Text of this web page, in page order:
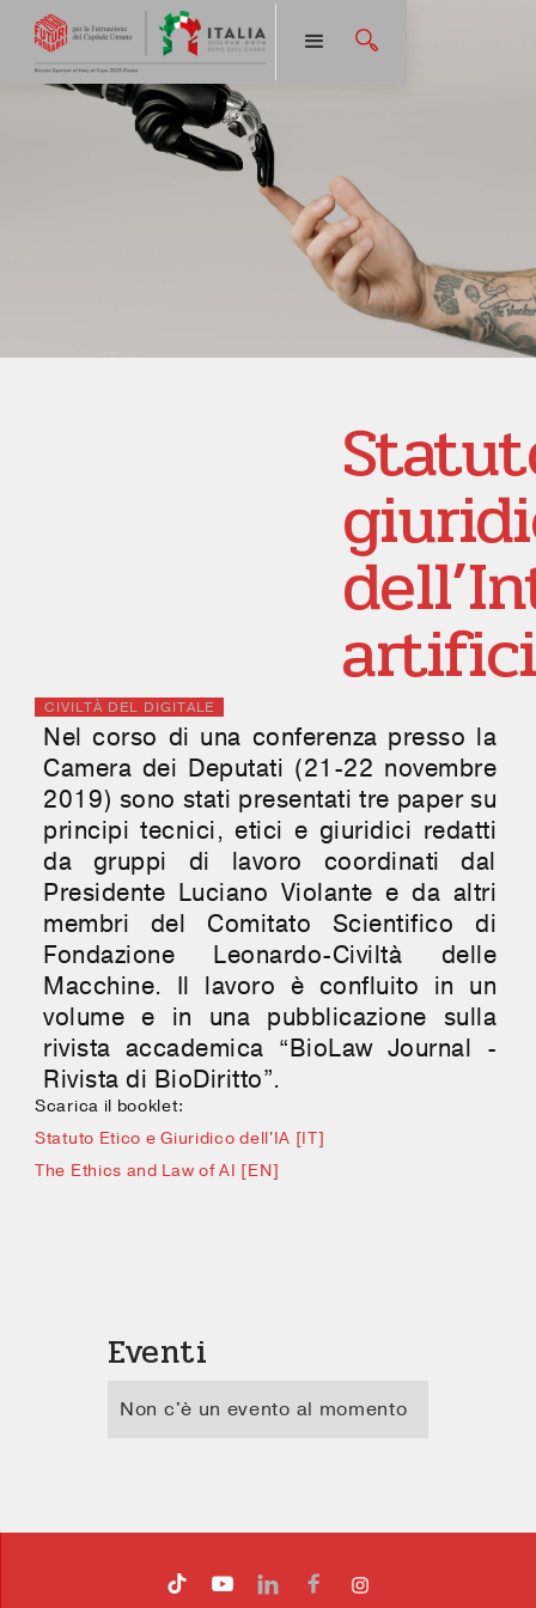
CIVILTÀ DEL DIGITALE
Nel corso di una conferenza presso la
Camera dei Deputati (21-22 novembre
2019) sono stati presentati tre paper su
principi tecnici, etici e giuridici redatti
da gruppi di lavoro coordinati dal
Presidente Luciano Violante e da altri
membri del Comitato Scientifico di
Fondazione Leonardo-Civiltà delle
Macchine. Il lavoro è confluito in un
volume e in una pubblicazione sulla
rivista accademica “BioLaw Journal -
Rivista di BioDiritto”.
Scarica il booklet:
Statuto Etico e Giuridico dell'IA [IT]
The Ethics and Law of AI [EN]
Eventi
Non c'è un evento al momento
   